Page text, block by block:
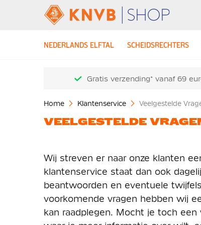
NEDERLANDS ELFTAL SCHEIDSRECHTERS
Gratis verzending* vanaf 69
Home Klantenservice Veelgestelde
VEELGESTELDE
Wij streven er naar onze klanten
klantenservice staat dan ook
beantwoorden en eventuele
voorkomende vragen hebben wij
kan raadplegen. Mocht je toch